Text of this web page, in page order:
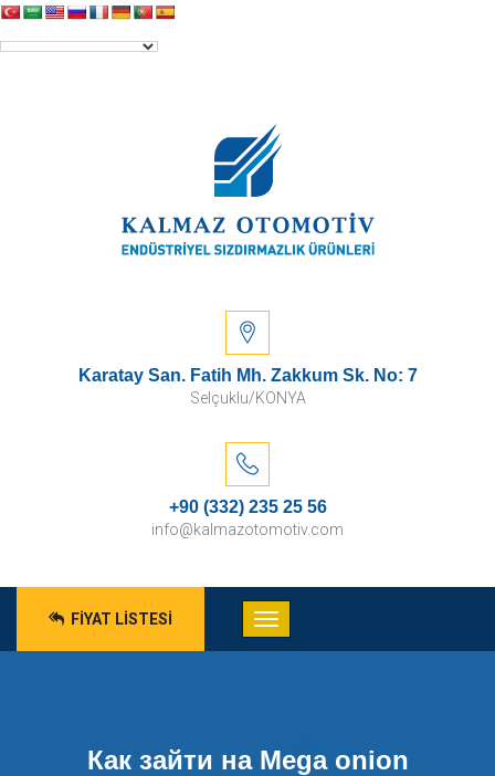
Karatay San. Fatih Mh. Zakkum Sk. No: 7
Selçuklu/KONYA
+90 (332) 235 25 56
info@kalmazotomotiv.com
FIYAT LISTESI
Как зайти на Mega onion